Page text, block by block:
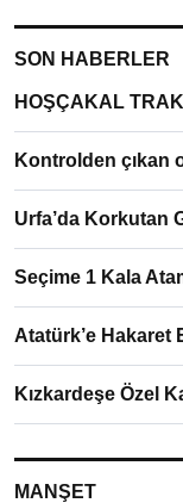
SON HABERLER
HOŞÇAKAL
Kontrolden çıkan
Urfa’da Korkutan
Seçime 1 Kala
Atatürk’e Hakaret
Kızkardeşe Özel
MANŞET